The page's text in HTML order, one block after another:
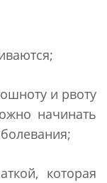
и рвоту
начинать
которая